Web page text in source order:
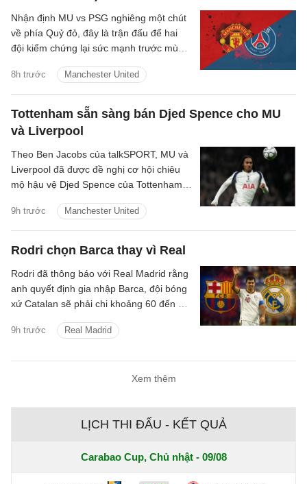
8h trước Manchester United
Nhận định MU vs PSG nghiêng một chút
về phía Quỷ đỏ, đây là trận đấu để hai
đội kiểm chứng lại sức mạnh trước mùa
Tottenham sẵn sàng bán Djed Spence cho MU
và Liverpool
9h trước Manchester United
Theo Ben Jacobs của talkSPORT, MU và
Liverpool đã được đề nghị cơ hội chiêu
mộ hậu vệ Djed Spence của Tottenham
Rodri chọn Barca thay vì Real
9h trước Real Madrid
Rodri đã thông báo với Real Madrid rằng
anh quyết định gia nhập Barca, đội bóng
xứ Catalan sẽ phải chi khoảng 60 đến 70
cần.
Xem thêm
LỊCH THI ĐẤU - KẾT QUẢ
Carabao Cup, Chủ nhật - 09/08